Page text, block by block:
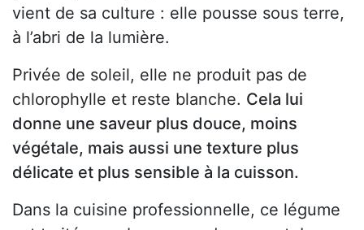
vient de sa culture : elle pousse sous terre,
à l’abri de la lumière.
Privée de soleil, elle ne produit pas de
chlorophylle et reste blanche. Cela lui
donne une saveur plus douce, moins
végétale, mais aussi une texture plus
délicate et plus sensible à la cuisson.
Dans la cuisine professionnelle, ce légume